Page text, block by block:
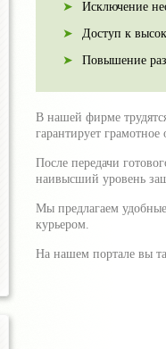
Исключение
Доступ к
Повышение
В нашей фирме
гарантирует
После передачи
наивысший уровень
Мы предлагаем
курьером.
На нашем портале вы